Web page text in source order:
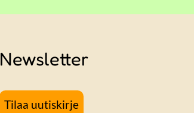
Newsletter
Tilaa uutiskirje